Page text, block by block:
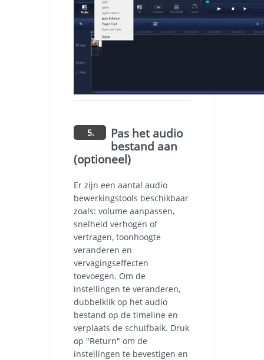
5.
Pas het audio
bestand aan
(optioneel)
Er zijn een aantal audio
bewerkingstools beschikbaar
zoals: volume aanpassen,
snelheid verhogen of
vertragen, toonhoogte
veranderen en
vervagingseffecten
toevoegen. Om de
instellingen te veranderen,
dubbelklik op het audio
bestand op de timeline en
verplaats de schuifbalk. Druk
op "Return" om de
instellingen te bevestigen en